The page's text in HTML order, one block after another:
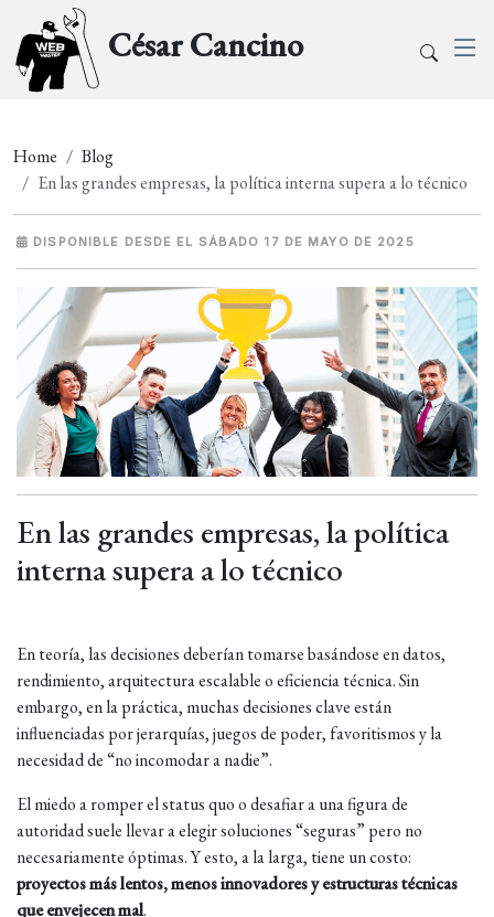
César Cancino
Home
Blog
En las grandes empresas, la política interna supera a lo técnico
DISPONIBLE DESDE EL SÁBADO 17 DE MAYO DE 2025
En las grandes empresas, la política
interna supera a lo técnico
En teoría, las decisiones deberían tomarse basándose en datos,
rendimiento, arquitectura escalable o eficiencia técnica. Sin
embargo, en la práctica, muchas decisiones clave están
influenciadas por jerarquías, juegos de poder, favoritismos y la
necesidad de “no incomodar a nadie”.
El miedo a romper el status quo o desafiar a una figura de
autoridad suele llevar a elegir soluciones “seguras” pero no
necesariamente óptimas. Y esto, a la larga, tiene un costo:
proyectos más lentos, menos innovadores y estructuras técnicas
que envejecen mal.